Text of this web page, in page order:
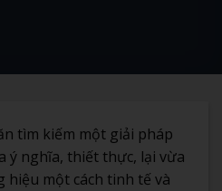
tìm kiếm một giải pháp
ý nghĩa, thiết thực, lại vừa
một cách tinh tế và